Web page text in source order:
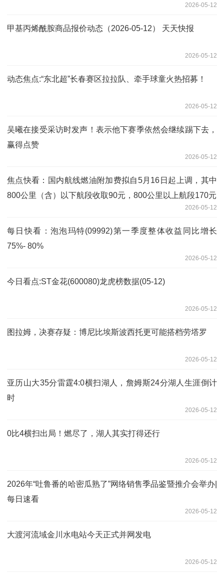
2026-05-12
甲基丙烯酰胺商品报价动态（2026-05-12） 天天快报
2026-05-12
动态焦点:“东北超”长春赛区拉拉队、牵手球童火热招募！
2026-05-12
吴曦在接受采访时发声！表示他下赛季依然会继续踢下去，
赢得点赞
2026-05-12
焦点快看：国内航线燃油附加费拟自5月16日起上调，其中
800公里（含）以下航段收取90元，800公里以上航段170元
2026-05-12
每日快看：泡泡玛特(09992)第一季度整体收益同比增长
75%- 80%
2026-05-12
今日看点:ST金花(600080)龙虎榜数据(05-12)
2026-05-12
图拉姆，决赛存疑：博尼比埃斯波西托更可能搭档劳塔罗
2026-05-12
亚历山大35分雷霆4:0横扫湖人，詹姆斯24分湖人生涯倒计
时
2026-05-12
0比4横扫出局！燃尽了，湖人其实打得还行
2026-05-12
2026年“吐鲁番的哈密瓜熟了”网络销售季品鉴暨推介会举办|
每日速看
2026-05-12
大渡河流域金川水电站今天正式并网发电
2026-05-12